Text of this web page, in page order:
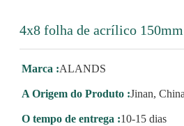
4x8 folha de acrílico
Marca :ALANDS
A Origem do Produto :Jinan, China
O tempo de entrega :10-15 dias